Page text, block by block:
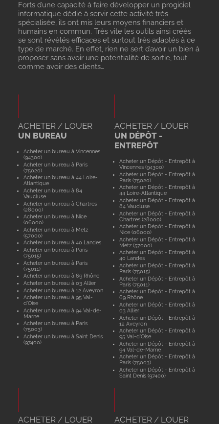
Forts d’une capacité à faire développer un progiciel
informatique dédié à servir cette activité très
spécialisée, ils ont mis leurs moyens financiers et
humains en commun. Très vite les outils ainsi créés
se sont révélés efficaces et surtout très adaptés à ce
type de marché. En effet, rien ne sert d’avoir un bien à
proposer sans avoir une potentialité de sortie, tout
comme avoir des clients…
ACHETER / LOUER
UN BUREAU
Acheter un bureau à Vincennes
(94300)
Acheter un bureau à Paris
(75020)
Acheter un bureau à 44 Loire-
Atlantique
Acheter un bureau à 84
Vaucluse
Acheter un bureau à Chartres
(28000)
Acheter un bureau à Nice
(06000)
Acheter un bureau à Metz
(57000)
Acheter un bureau à 40 Landes
Acheter un bureau à Paris
(75015)
Acheter un bureau à Paris
(75011)
Acheter un bureau à 69 Rhône
Acheter un bureau à 03 Allier
Acheter un bureau à 12 Aveyron
Acheter un bureau à 95 Val-
d'Oise
Acheter un bureau à 94 Val-de-
Marne
Acheter un bureau à Paris
(75003)
Acheter un bureau à Saint Denis
(97400)
ACHETER / LOUER
UN DÉPÔT -
ENTREPÔT
Acheter un Dépôt - Entrepôt à
Vincennes (94300)
Acheter un Dépôt - Entrepôt à
Paris (75020)
Acheter un Dépôt - Entrepôt à
44 Loire-Atlantique
Acheter un Dépôt - Entrepôt à
84 Vaucluse
Acheter un Dépôt - Entrepôt à
Chartres (28000)
Acheter un Dépôt - Entrepôt à
Nice (06000)
Acheter un Dépôt - Entrepôt à
Metz (57000)
Acheter un Dépôt - Entrepôt à
40 Landes
Acheter un Dépôt - Entrepôt à
Paris (75015)
Acheter un Dépôt - Entrepôt à
Paris (75011)
Acheter un Dépôt - Entrepôt à
69 Rhône
Acheter un Dépôt - Entrepôt à
03 Allier
Acheter un Dépôt - Entrepôt à
12 Aveyron
Acheter un Dépôt - Entrepôt à
95 Val-d'Oise
Acheter un Dépôt - Entrepôt à
94 Val-de-Marne
Acheter un Dépôt - Entrepôt à
Paris (75003)
Acheter un Dépôt - Entrepôt à
Saint Denis (97400)
ACHETER / LOUER
ACHETER / LOUER